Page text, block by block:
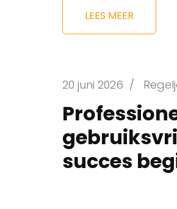
LEES MEER
20 juni 2026 /
succes